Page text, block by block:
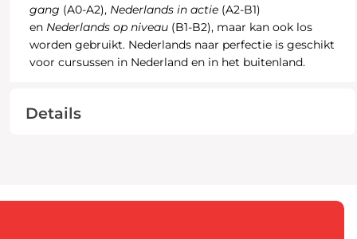
gang (A0-A2), Nederlands in actie(A2-B1)
en Nederlands op niveau(B1-B2), maar kan ook los
worden gebruikt. Nederlands naar perfectie is geschikt
voor cursussen in Nederland en in het buitenland.
Details